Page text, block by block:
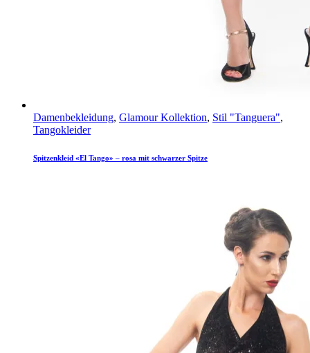
Damenbekleidung, Glamour Kollektion, Stil "Tanguera",
Tangokleider
Spitzenkleid «El Tango» – rosa mit schwarzer Spitze